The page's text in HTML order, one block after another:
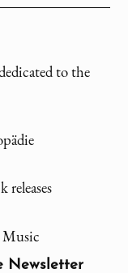
to the
Music
Newsletter